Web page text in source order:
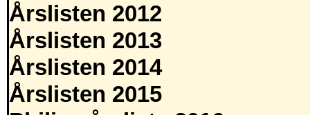
Årslisten 2012
Årslisten 2013
Årslisten 2014
Årslisten 2015